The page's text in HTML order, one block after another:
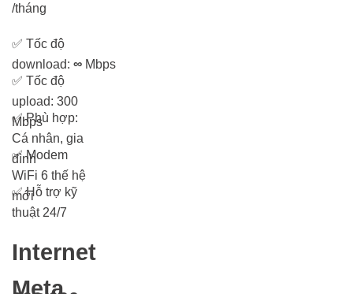
/tháng
✅ Tốc độ
download: ∞ Mbps
✅ Tốc độ
upload: 300
Mbps
✅Phù hợp:
Cá nhân, gia
đình
✅Modem
WiFi 6 thế hệ
mới
✅Hỗ trợ kỹ
thuật 24/7
Internet
Meta